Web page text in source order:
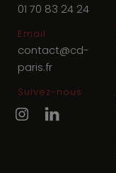
01 70 83 24 24
Email
contact@cd-
paris.fr
Suivez-nous